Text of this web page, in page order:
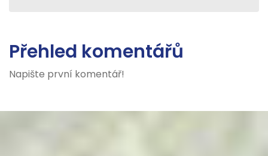
Přehled komentářů
Napište první komentář!